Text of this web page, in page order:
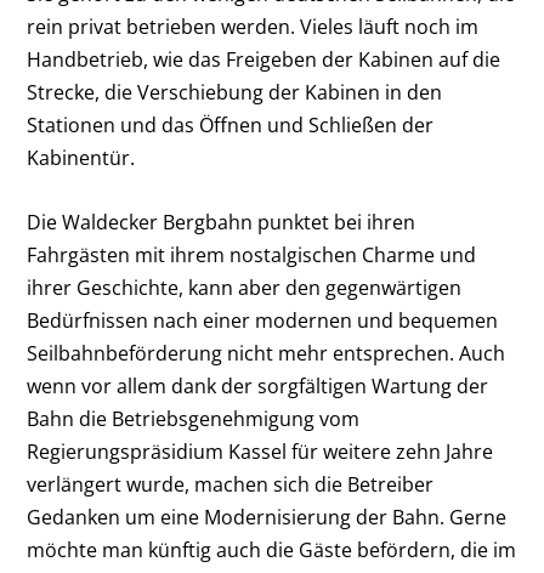
rein privat betrieben werden. Vieles läuft noch im
Handbetrieb, wie das Freigeben der Kabinen auf die
Strecke, die Verschiebung der Kabinen in den
Stationen und das Öffnen und Schließen der
Kabinentür.
Die Waldecker Bergbahn punktet bei ihren
Fahrgästen mit ihrem nostalgischen Charme und
ihrer Geschichte, kann aber den gegenwärtigen
Bedürfnissen nach einer modernen und bequemen
Seilbahnbeförderung nicht mehr entsprechen. Auch
wenn vor allem dank der sorgfältigen Wartung der
Bahn die Betriebsgenehmigung vom
Regierungspräsidium Kassel für weitere zehn Jahre
verlängert wurde, machen sich die Betreiber
Gedanken um eine Modernisierung der Bahn. Gerne
möchte man künftig auch die Gäste befördern, die im